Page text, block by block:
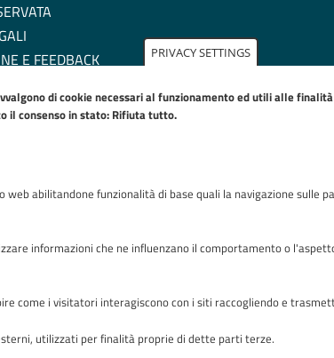
PRIVACY SETTINGS
di cookie necessari al funzionamento ed utili alle
il consenso in stato: Rifiuta tutto.
abilitandone funzionalità di base quali la navigazione sulle
informazioni che ne influenzano il comportamento o
come i visitatori interagiscono con i siti raccogliendo e
utilizzati per finalità proprie di dette parti terze.
E FEEDBACK
POLICY
Riconoscimenti
OMS 1 24127 Bergamo - Tutti i diritti riservati